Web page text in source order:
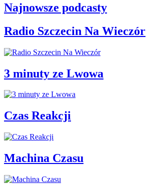
Najnowsze podcasty
Radio Szczecin Na Wieczór
3 minuty ze Lwowa
Czas Reakcji
Machina Czasu